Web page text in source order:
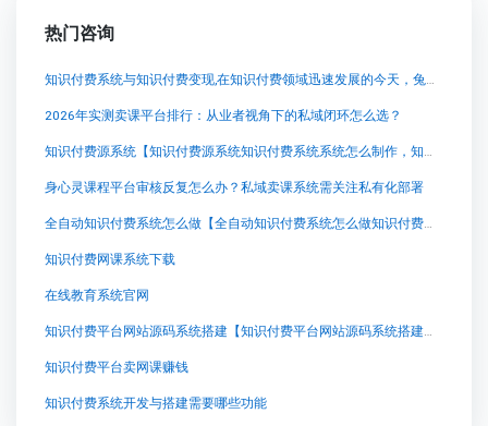
热门咨询
知识付费系统与知识付费变现,在知识付费领域迅速发展的今天，兔知云课堂以其独特的功能和灵活的使用方式迅速崭露头角。兔知云课堂是一款与小鹅通、创客匠人类似的知识付费系统，但通过源码交付的方式让用户可以自行部署，实现了更高的隐私保护和技术定制化。下面就让我们来探索一下这款引人注目的产品。
2026年实测卖课平台排行：从业者视角下的私域闭环怎么选？
知识付费源系统【知识付费源系统知识付费系统系统怎么制作，知识付费系统搭建使用教程】
身心灵课程平台审核反复怎么办？私域卖课系统需关注私有化部署
全自动知识付费系统怎么做【全自动知识付费系统怎么做知识付费系统系统怎么制作，知识付费系统搭建使用教程】
知识付费网课系统下载
在线教育系统官网
知识付费平台网站源码系统搭建【知识付费平台网站源码系统搭建知识付费系统系统怎么制作，知识付费系统搭建使用教程】
知识付费平台卖网课赚钱
知识付费系统开发与搭建需要哪些功能